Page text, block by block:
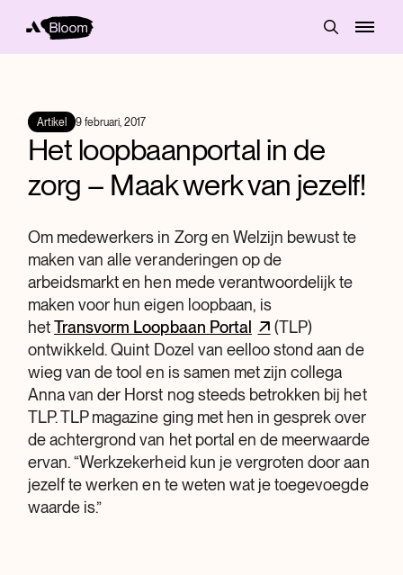
Artikel 9 februari, 2017
Het loopbaanportal in de
zorg – Maak werk van jezelf!
Om medewerkers in Zorg en Welzijn bewust te
maken van alle veranderingen op de
arbeidsmarkt en hen mede verantwoordelijk te
maken voor hun eigen loopbaan, is
hetTransvorm Loopbaan Portal
(TLP)
ontwikkeld. Quint Dozel van eelloo stond aan de
wieg van de tool en is samen met zijn collega
Anna van der Horst nog steeds betrokken bij het
TLP. TLP magazine ging met hen in gesprek over
de achtergrond van het portal en de meerwaarde
ervan. “Werkzekerheid kun je vergroten door aan
jezelf te werken en te weten wat je toegevoegde
waarde is.”